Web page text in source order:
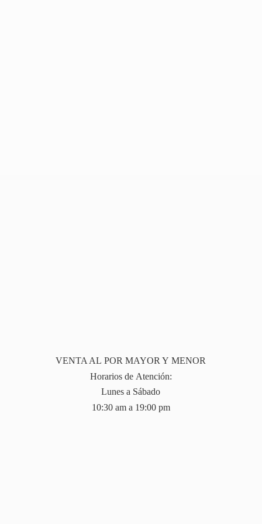
VENTA AL POR MAYOR Y MENOR
Horarios de Atención:
Lunes a Sábado
10:30 am a 19:00 pm